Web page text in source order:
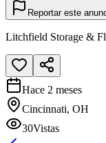
Reportar este
Litchfield Storage &
Hace 2 meses
Cincinnati, OH
30Vistas